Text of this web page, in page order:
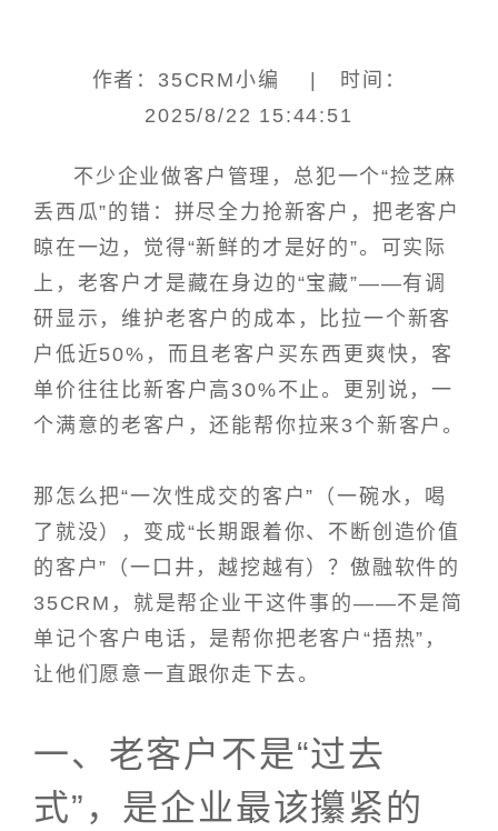
作者：35CRM小编 | 时间：
2025/8/22 15:44:51
不少企业做客户管理，总犯一个“捡芝麻
丢西瓜”的错：拼尽全力抢新客户，把老客户
晾在一边，觉得“新鲜的才是好的”。可实际
上，老客户才是藏在身边的“宝藏”——有调
研显示，维护老客户的成本，比拉一个新客
户低近50%，而且老客户买东西更爽快，客
单价往往比新客户高30%不止。更别说，一
个满意的老客户，还能帮你拉来3个新客户。
那怎么把“一次性成交的客户”（一碗水，喝
了就没），变成“长期跟着你、不断创造价值
的客户”（一口井，越挖越有）？傲融软件的
35CRM，就是帮企业干这件事的——不是简
单记个客户电话，是帮你把老客户“捂热”，
让他们愿意一直跟你走下去。
一、老客户不是“过去
式”，是企业最该攥紧的